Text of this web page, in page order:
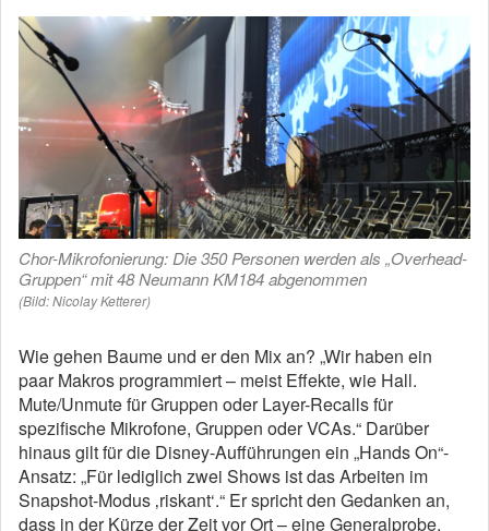
Chor-Mikrofonierung: Die 350 Personen werden als „Overhead-
Gruppen“ mit 48 Neumann KM184 abgenommen
(Bild: Nicolay Ketterer)
Wie gehen Baume und er den Mix an? „Wir haben ein
paar Makros programmiert – meist Effekte, wie Hall.
Mute/Unmute für Gruppen oder Layer-Recalls für
spezifische Mikrofone, Gruppen oder VCAs.“ Darüber
hinaus gilt für die Disney-Aufführungen ein „Hands On“-
Ansatz: „Für lediglich zwei Shows ist das Arbeiten im
Snapshot-Modus ‚riskant‘.“ Er spricht den Gedanken an,
dass in der Kürze der Zeit vor Ort – eine Generalprobe,